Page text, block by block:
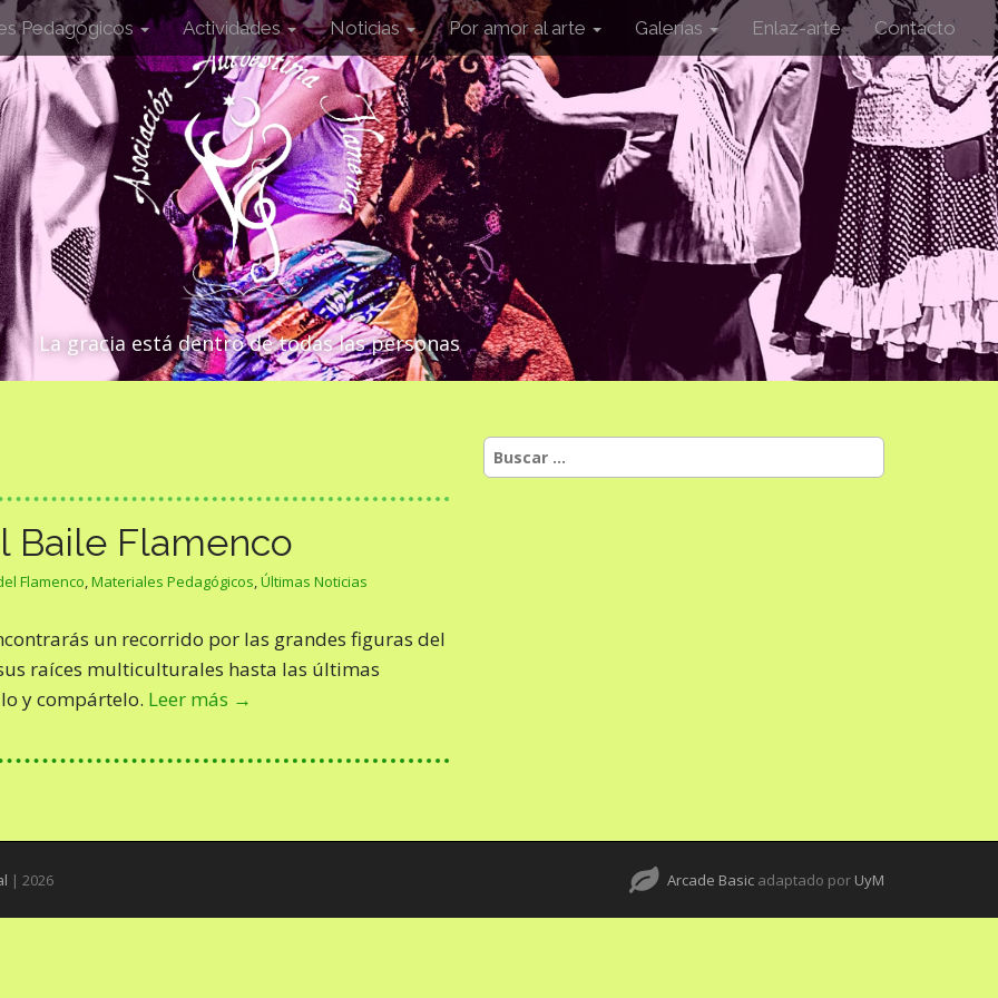
Pedagógicos Actividades Noticias Por amor al arte Galerías Enlaz-arte Contacto
La gracia está dentro de todas las personas
Baile Flamenco
Flamenco,Materiales Pedagógicos,Últimas Noticias
un recorrido por las grandes figuras del
raíces multiculturales hasta las últimas
y compártelo. Leer más →
Buscar:
| 2026 Arcade Basic adaptado por UyM